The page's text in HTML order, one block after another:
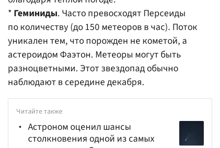
* Геминиды. Часто превосходят Персеиды
по количеству (до 150 метеоров в час). Поток
уникален тем, что порожден не кометой, а
астероидом Фаэтон. Метеоры могут быть
разноцветными. Этот звездопад обычно
наблюдают в середине декабря.
Читайте также
Астроном оценил шансы
столкновения одной из самых